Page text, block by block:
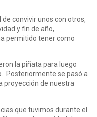
convivir unos con otros,
y fin de año,
permitido tener como
la piñata para luego
Posteriormente se pasó a
proyección de nuestra
que tuvimos durante el